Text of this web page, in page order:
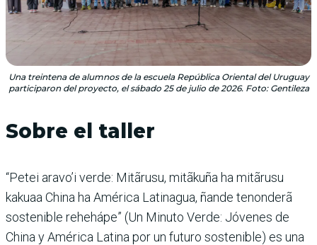
Una treintena de alumnos de la escuela República Oriental del Uruguay
participaron del proyecto, el sábado 25 de julio de 2026. Foto: Gentileza
Sobre el taller
“Petei aravo’i verde: Mitãrusu, mitãkuña ha mitãrusu
kakuaa China ha América Latinagua, ñande tenonderã
sostenible rehehápe” (Un Minuto Verde: Jóvenes de
China y América Latina por un futuro sostenible) es una